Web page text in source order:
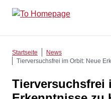
Startseite
News
Tierversuchsfrei im Orbit: Neue
Tierversuchsfrei